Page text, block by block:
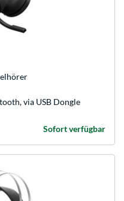
via USB Dongle
Sofort verfügbar